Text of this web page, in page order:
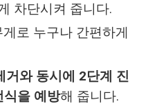
차단시켜 줍니다.
로 누구나 간편하게
거와 동시에 2단계 진
식을 예방해 줍니다.